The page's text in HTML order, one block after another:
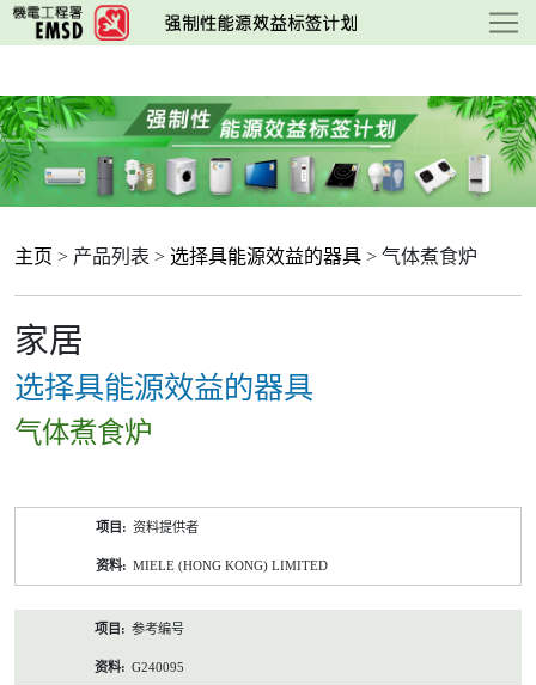
跳
至
要
内
容
主页 > 产品列表 > 选择具能源效益的器具 > 气体煮食炉
家居
选择具能源效益的器具
气体煮食炉
资料提供者
MIELE (HONG KONG) LIMITED
参考编号
G240095